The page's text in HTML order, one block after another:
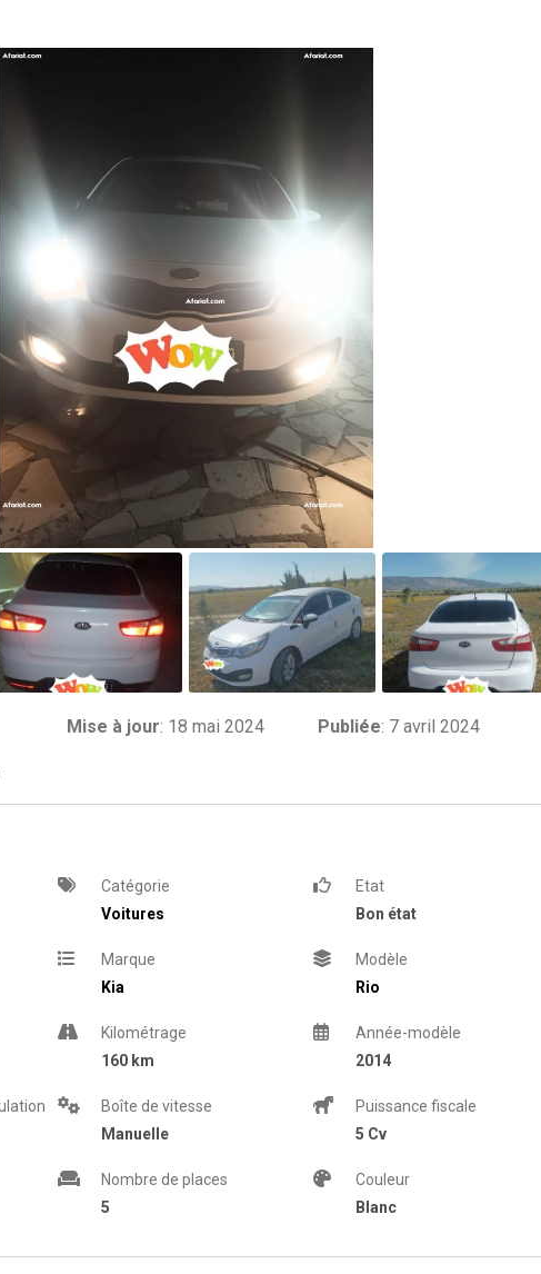
Mise à jour: 18 mai 2024 Publiée: 7 avril 2024
Catégorie
Voitures
Etat
Bon état
Marque
Kia
Modèle
Rio
Kilométrage
160 km
Année-modèle
2014
Boîte de vitesse
Manuelle
Puissance fiscale
5 Cv
Nombre de places
5
Couleur
Blanc